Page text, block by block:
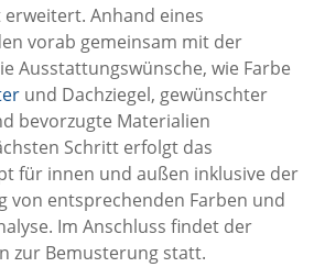
Anhand eines
vorab gemeinsam mit der
Ausstattungswünsche, wie Farbe
und Dachziegel, gewünschter
bevorzugte Materialien
Schritt erfolgt das
für innen und außen inklusive der
von entsprechenden Farben und
Im Anschluss findet der
zur Bemusterung statt.